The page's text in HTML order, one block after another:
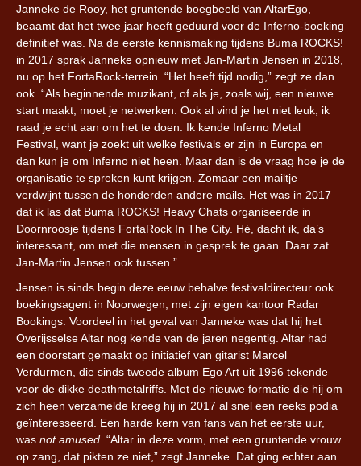
Janneke de Rooy, het gruntende boegbeeld van AltarEgo,
beaamt dat het twee jaar heeft geduurd voor de Inferno-boeking
definitief was. Na de eerste kennismaking tijdens Buma ROCKS!
in 2017 sprak Janneke opnieuw met Jan-Martin Jensen in 2018,
nu op het FortaRock-terrein. “Het heeft tijd nodig,” zegt ze dan
ook. “Als beginnende muzikant, of als je, zoals wij, een nieuwe
start maakt, moet je netwerken. Ook al vind je het niet leuk, ik
raad je echt aan om het te doen. Ik kende Inferno Metal
Festival, want je zoekt uit welke festivals er zijn in Europa en
dan kun je om Inferno niet heen. Maar dan is de vraag hoe je de
organisatie te spreken kunt krijgen. Zomaar een mailtje
verdwijnt tussen de honderden andere mails. Het was in 2017
dat ik las dat Buma ROCKS! Heavy Chats organiseerde in
Doornroosje tijdens FortaRock In The City. Hé, dacht ik, da’s
interessant, om met die mensen in gesprek te gaan. Daar zat
Jan-Martin Jensen ook tussen.”
Jensen is sinds begin deze eeuw behalve festivaldirecteur ook
boekingsagent in Noorwegen, met zijn eigen kantoor Radar
Bookings. Voordeel in het geval van Janneke was dat hij het
Overijsselse Altar nog kende van de jaren negentig. Altar had
een doorstart gemaakt op initiatief van gitarist Marcel
Verdurmen, die sinds tweede album Ego Art uit 1996 tekende
voor de dikke deathmetalriffs. Met de nieuwe formatie die hij om
zich heen verzamelde kreeg hij in 2017 al snel een reeks podia
geïnteresseerd. Een harde kern van fans van het eerste uur,
was not amused . “Altar in deze vorm, met een gruntende vrouw
op zang, dat pikten ze niet,” zegt Janneke. Dat ging echter aan